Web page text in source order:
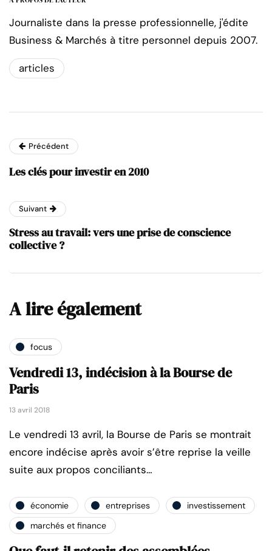
Journaliste dans la presse professionnelle, j'édite
Business & Marchés à titre personnel depuis 2007.
articles
Précédent
Les clés pour investir en 2010
Suivant
Stress au travail: vers une prise de conscience
collective ?
A lire également
focus
Vendredi 13, indécision à la Bourse de
Paris
13 avril 2018
Le vendredi 13 avril, la Bourse de Paris se montrait
encore indécise après avoir s’être reprise la veille
suite aux propos conciliants…
économie entreprises
investissement
marchés et finance